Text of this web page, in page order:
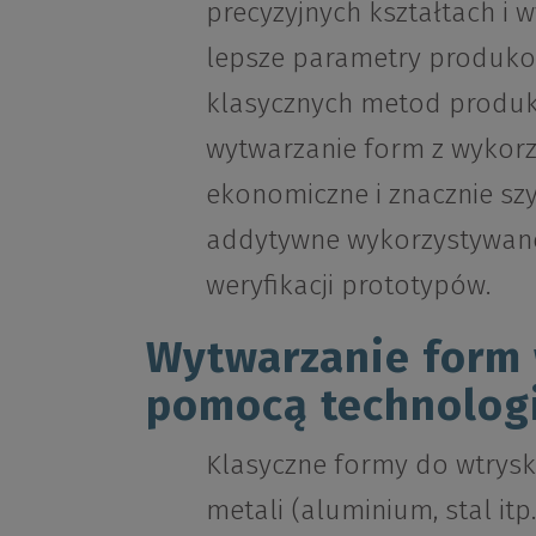
precyzyjnych kształtach i
lepsze parametry
klasycznych metod
wytwarzanie form z
ekonomiczne i znacznie
addytywne
weryfikacji prototypów.
Wytwarzanie
pomocą
Klasyczne formy do
metali (aluminium, stal